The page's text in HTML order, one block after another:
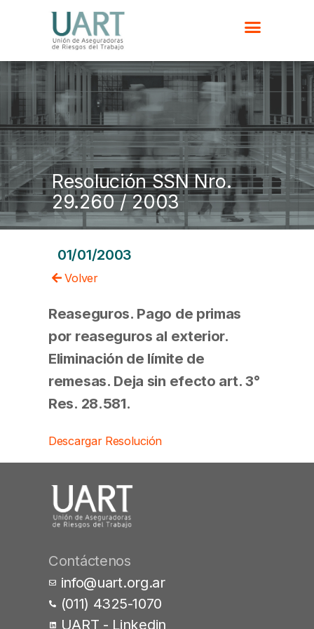
Resolución SSN Nro.
29.260 / 2003
01/01/2003
Volver
Reaseguros. Pago de primas
por reaseguros al exterior.
Eliminación de límite de
remesas. Deja sin efecto art. 3°
Res. 28.581.
Descargar Resolución
Contáctenos
info@uart.org.ar
(011) 4325-1070
UART - Linkedin